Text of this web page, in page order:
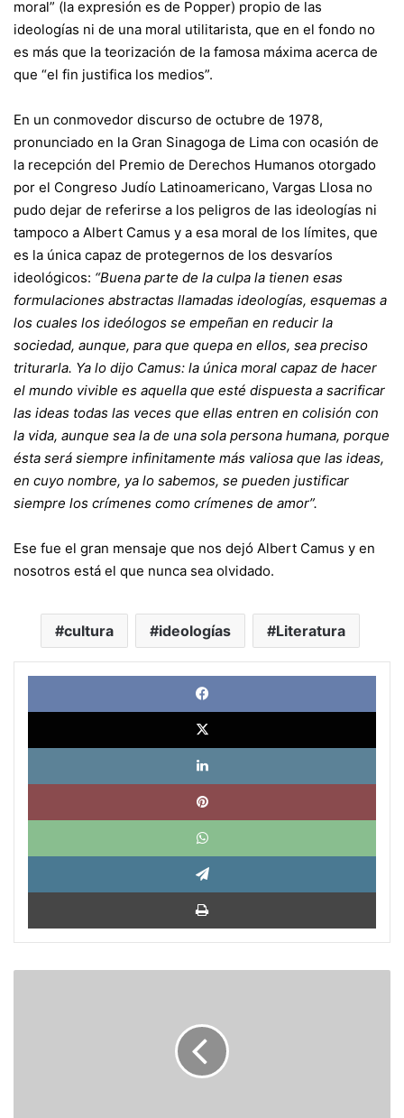
moral” (la expresión es de Popper) propio de las
ideologías ni de una moral utilitarista, que en el fondo no
es más que la teorización de la famosa máxima acerca de
que “el fin justifica los medios”.
En un conmovedor discurso de octubre de 1978,
pronunciado en la Gran Sinagoga de Lima con ocasión de
la recepción del Premio de Derechos Humanos otorgado
por el Congreso Judío Latinoamericano, Vargas Llosa no
pudo dejar de referirse a los peligros de las ideologías ni
tampoco a Albert Camus y a esa moral de los límites, que
es la única capaz de protegernos de los desvaríos
ideológicos: “Buena parte de la culpa la tienen esas
formulaciones abstractas llamadas ideologías, esquemas a
los cuales los ideólogos se empeñan en reducir la
sociedad, aunque, para que quepa en ellos, sea preciso
triturarla. Ya lo dijo Camus: la única moral capaz de hacer
el mundo vivible es aquella que esté dispuesta a sacrificar
las ideas todas las veces que ellas entren en colisión con
la vida, aunque sea la de una sola persona humana, porque
ésta será siempre infinitamente más valiosa que las ideas,
en cuyo nombre, ya lo sabemos, se pueden justificar
siempre los crímenes como crímenes de amor”.
Ese fue el gran mensaje que nos dejó Albert Camus y en
nosotros está el que nunca sea olvidado.
cultura ideologías Literatura
X